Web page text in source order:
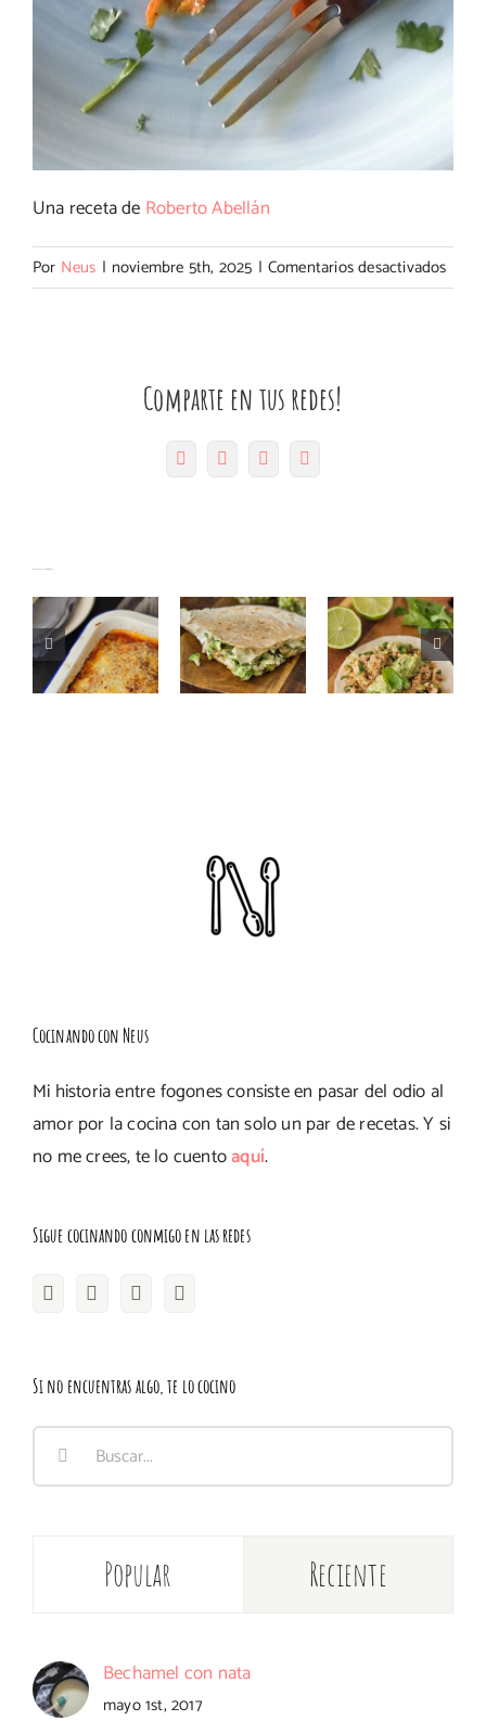
Una receta de Roberto Abellán
Por Neus | noviembre 5th, 2025 | Comentarios desactivadosen
Nidos
Comparte en tus redes!
FacebookTwitter Pinterest
electrónico
calabacín
con atún
y queso:
rápida,
aguacate:
rápidos,
Cocinando con Neus
Mi historia entre fogones consiste en pasar del odio al
amor por la cocina con tan solo un par de recetas. Y si
no me crees, te lo cuentoaquí.
Sigue cocinando conmigo en las redes
Si no encuentras algo, te lo cocino
Buscar:
Popular Reciente
Bechamel con nata
mayo 1st, 2017